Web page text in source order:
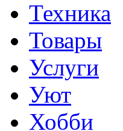
Техника
Товары
Услуги
Уют
Хобби